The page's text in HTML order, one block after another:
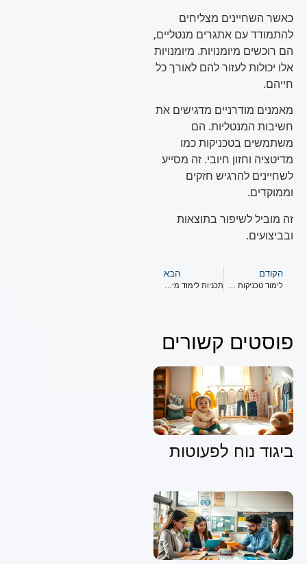
כאשר השחיינים מצליחים
להתמודד עם אתגרים מנטליים,
הם רוכשים מיומנויות. מיומנויות
אלו יכולות לעזור להם לאורך כל
חייהם.
מאמנים מודרניים מדגישים את
חשיבות המנטליות. הם
משתמשים בטכניקות כמו
מדיטציה וחזון חיובי. זה מסייע
לשחיינים להרגיש חזקים
וממוקדים.
זה מוביל לשיפור בתוצאות
ובביצועים.
הקודם
לימוד טכניקות שחייה מקצועיות לילדים צעירים
הבא
תכניות לימוד מים מותאמות לפעוטות וילדים צעירים
פוסטים קשורים
ביגוד נוח לפעוטות